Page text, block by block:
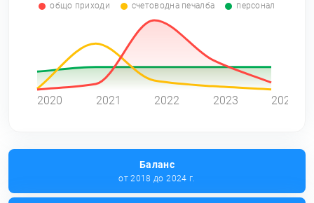
общо приходи счетоводна печалба персонал
2020 2021 2022 2023 2024
Баланс
от 2018 до 2024 г.